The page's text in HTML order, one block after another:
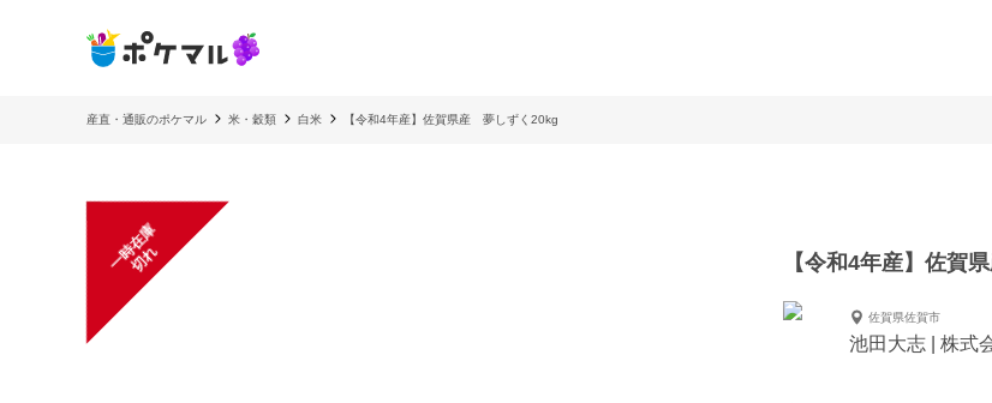
産直・通販のポケマル 米・穀類 白米 【令和4年産】佐賀県産 夢しずく20kg
一
時
在
庫
切
れ 【令和4年産】佐賀
佐賀県佐賀市
池田大志 | 株式